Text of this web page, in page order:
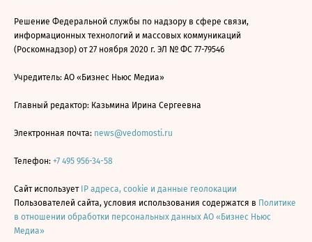
Решение Федеральной службы по надзору в сфере связи,
информационных технологий и массовых коммуникаций
(Роскомнадзор) от 27 ноября 2020 г. ЭЛ № ФС 77-79546
Учредитель: АО «Бизнес Ньюс Медиа»
Главный редактор: Казьмина Ирина Сергеевна
Электронная почта: news@vedomosti.ru
Телефон: +7 495 956-34-58
Сайт использует IP адреса, cookie и данные геолокации
Пользователей сайта, условия использования содержатся в Политике
в отношении обработки персональных данных АО «Бизнес Ньюс
Медиа»